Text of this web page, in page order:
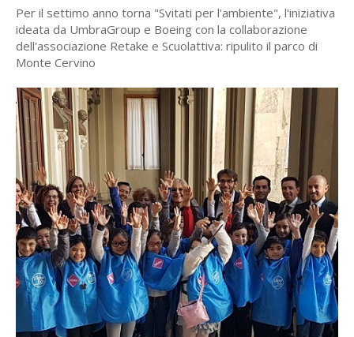
Per il settimo anno torna "Svitati per l'ambiente", l'iniziativa
ideata da UmbraGroup e Boeing con la collaborazione
dell'associazione Retake e Scuolattiva: ripulito il parco di
Monte Cervino